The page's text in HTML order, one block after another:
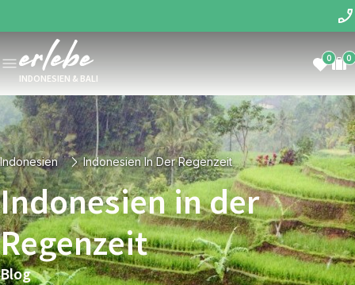
INDONESIEN & BALI
0 0
Indonesien Indonesien In Der Regenzeit
Indonesien in der
Regenzeit
Blog